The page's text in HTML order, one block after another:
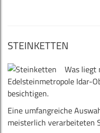
STEINKETTEN
Was liegt
Edelsteinmetropole Idar-
besichtigen.
Eine umfangreiche
meisterlich verarbeiteten